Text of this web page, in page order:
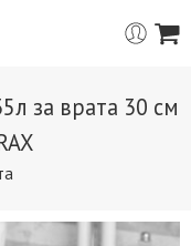
за врата 30 см